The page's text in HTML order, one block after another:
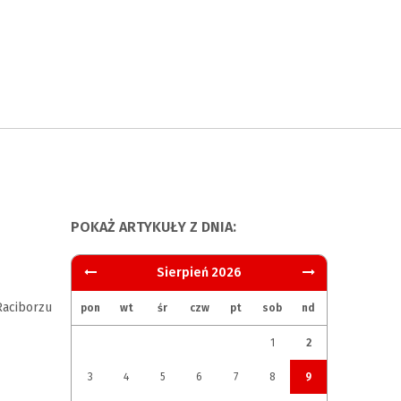
POKAŻ ARTYKUŁY Z DNIA:
Sierpień 2026
pon wt śr czw pt sob nd
1 2
3 4 5 6 7 8 9